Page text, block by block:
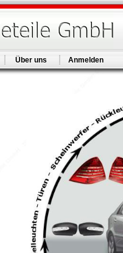
Über uns Anmelden